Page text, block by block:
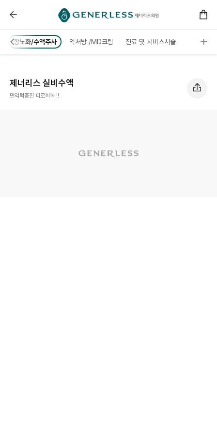
제너리스 실비수액 :: 제너리스의원 천호점 │천호피부과│
항노화/수액주사 약처방 /MD크림 진료 및 서비스시술
제너리스 실비수액
면역럭증진 피로회복 !!